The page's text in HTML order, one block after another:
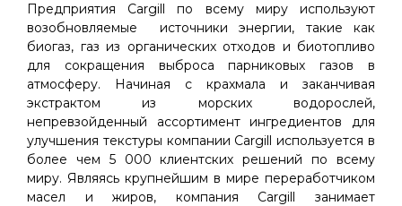
Предприятия Cargill по всему миру используют
возобновляемые источники энергии, такие как
биогаз, газ из органических отходов и биотопливо
для сокращения выброса парниковых газов в
атмосферу. Начиная с крахмала и заканчивая
экстрактом из морских водорослей,
непревзойденный ассортимент ингредиентов для
улучшения текстуры компании Cargill используется в
более чем 5 000 клиентских решений по всему
миру. Являясь крупнейшим в мире переработчиком
масел и жиров, компания Cargill занимает